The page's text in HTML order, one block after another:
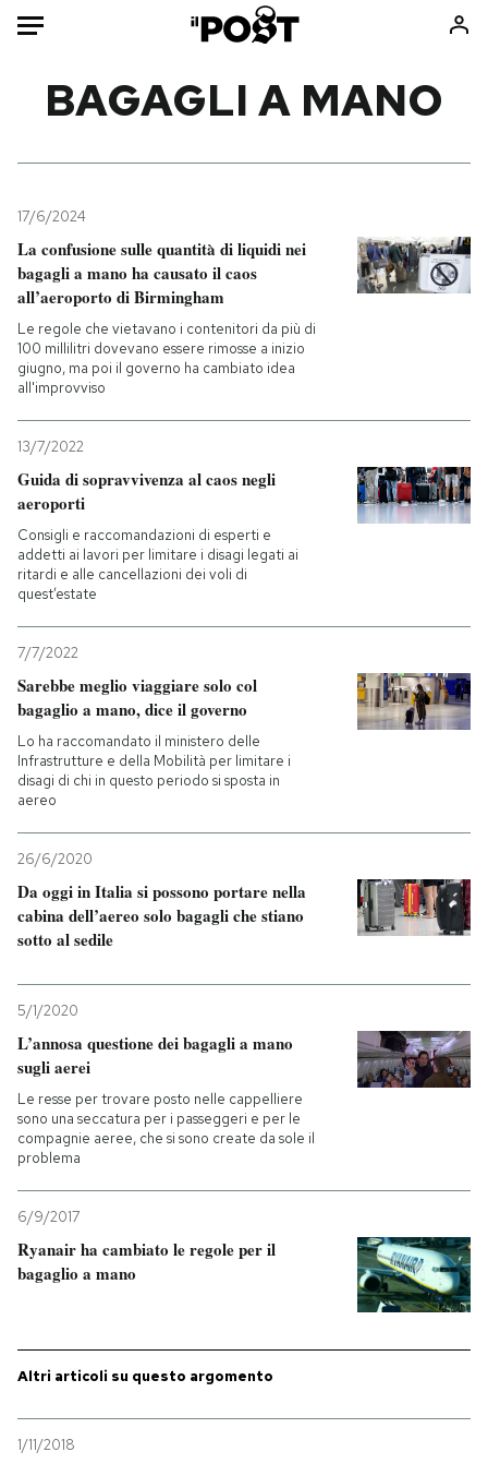
Mondo
Politica
Tecnologia
Internet
Scienza
Cultura
Consumismi
Media
Europa
PODCAST
NEWSLETTER
I MIEI PREFERITI
SHOP
AREA PERSONALE
Entra
BAGAGLI A MANO
17/6/2024
La confusione sulle quantità di liquidi nei
bagagli a mano ha causato il caos
all’aeroporto di Birmingham
Le regole che vietavano i contenitori da più di
100 millilitri dovevano essere rimosse a inizio
giugno, ma poi il governo ha cambiato idea
all'improvviso
13/7/2022
Guida di sopravvivenza al caos negli
aeroporti
Consigli e raccomandazioni di esperti e
addetti ai lavori per limitare i disagi legati ai
ritardi e alle cancellazioni dei voli di
quest’estate
7/7/2022
Sarebbe meglio viaggiare solo col
bagaglio a mano, dice il governo
Lo ha raccomandato il ministero delle
Infrastrutture e della Mobilità per limitare i
disagi di chi in questo periodo si sposta in
aereo
26/6/2020
Da oggi in Italia si possono portare nella
cabina dell’aereo solo bagagli che stiano
sotto al sedile
5/1/2020
L’annosa questione dei bagagli a mano
sugli aerei
Le resse per trovare posto nelle cappelliere
sono una seccatura per i passeggeri e per le
compagnie aeree, che si sono create da sole il
problema
6/9/2017
Ryanair ha cambiato le regole per il
bagaglio a mano
Altri articoli su questo argomento
1/11/2018